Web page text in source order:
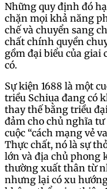
Những quy định đó
chặn mọi khả năng
chế và chuyển sang
chất chính quyền
gồm đại biểu của giai
có.
Sự kiện 1688 là một
triều Schiua đang có
thay thế bằng triều
đảm cho chủ nghĩa
cuộc “cách mạng vẻ
Thực chất, nó là sự
lớn và địa chủ phong
thường xuất thân từ
nhưng lại có xu